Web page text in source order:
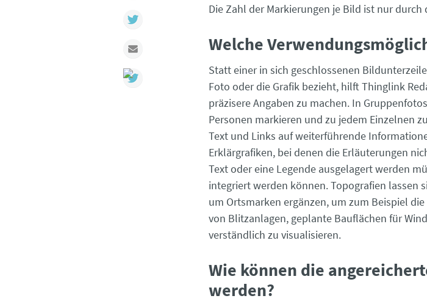
Die Zahl der Markierungen je Bild ist nur durch
Welche
Statt einer in sich geschlossenen
Foto oder die Grafik bezieht, hilft Thinglink
präzisere Angaben zu machen. In
Personen markieren und zu jedem Einzelnen
Text und Links auf weiterführende
Erklärgrafiken, bei denen die Erläuterungen
Text oder eine Legende ausgelagert werden
integriert werden können. Topografien lassen
um Ortsmarken ergänzen, um zum Beispiel
von Blitzanlagen, geplante Bauflächen für
verständlich zu visualisieren.
Wie können die
werden?